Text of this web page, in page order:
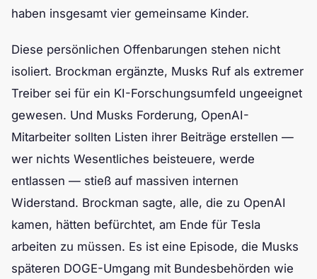
haben insgesamt vier gemeinsame Kinder.
Diese persönlichen Offenbarungen stehen nicht
isoliert. Brockman ergänzte, Musks Ruf als extremer
Treiber sei für ein KI-Forschungsumfeld ungeeignet
gewesen. Und Musks Forderung, OpenAI-
Mitarbeiter sollten Listen ihrer Beiträge erstellen —
wer nichts Wesentliches beisteuere, werde
entlassen — stieß auf massiven internen
Widerstand. Brockman sagte, alle, die zu OpenAI
kamen, hätten befürchtet, am Ende für Tesla
arbeiten zu müssen. Es ist eine Episode, die Musks
späteren DOGE-Umgang mit Bundesbehörden wie